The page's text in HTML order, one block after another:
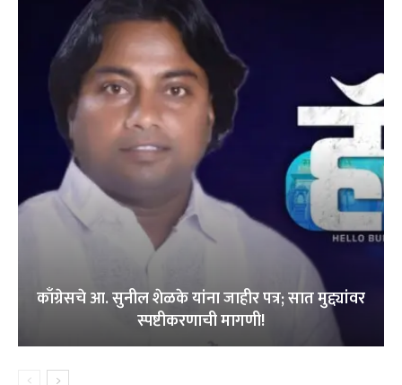
काँग्रेसचे आ. सुनील शेळके यांना जाहीर पत्र; सात मुद्द्यांवर
स्पष्टीकरणाची मागणी!